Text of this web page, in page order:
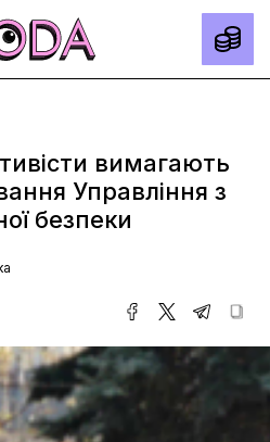
вимагають
Управління з
безпеки